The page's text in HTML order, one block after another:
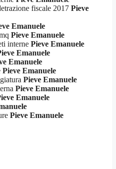
fiscale 2017 Pieve
Emanuele
Pieve Emanuele
interne Pieve Emanuele
Emanuele
Emanuele
Pieve Emanuele
Pieve Emanuele
Pieve Emanuele
Emanuele
Pieve Emanuele